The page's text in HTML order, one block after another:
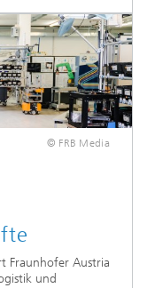
© FRB Media
Fraunhofer Austria
und